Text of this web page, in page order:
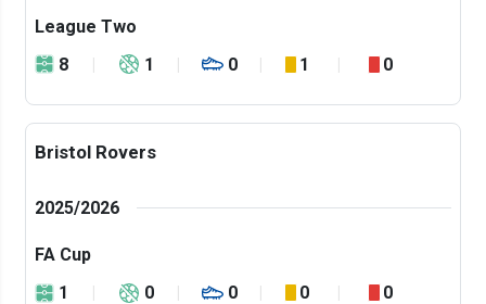
League Two
8
1 0 1 0
Bristol Rovers
2025/2026
FA Cup
1
0 0 0 0